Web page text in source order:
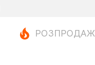
РОЗПРОДАЖ